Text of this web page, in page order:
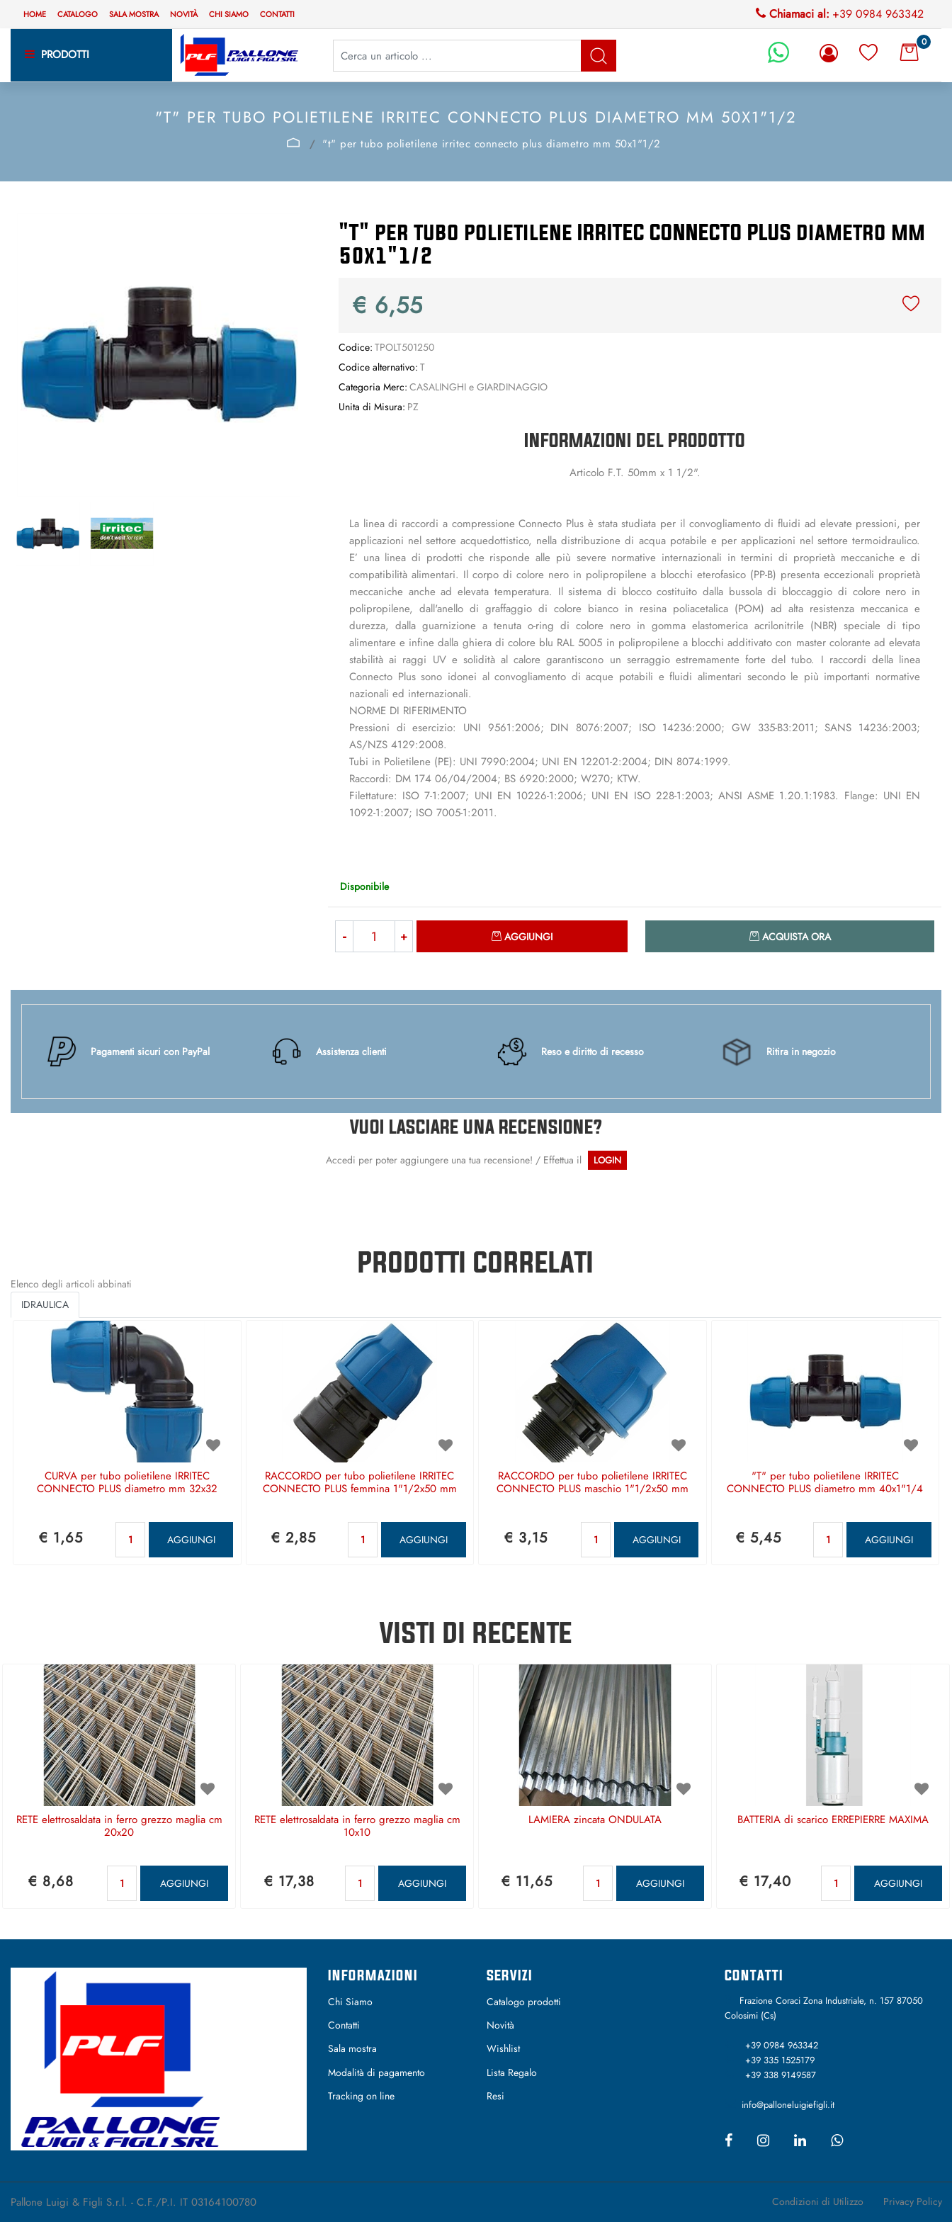
HOME CATALOGO SALA MOSTRA NOVITÀ CHI SIAMO CONTATTI Chiamaci al: +39 0984 963342
PRODOTTI
La modifica di un filtro aggiorna automaticamente gli altri filtri disponibili. 0
"T" PER TUBO POLIETILENE IRRITEC CONNECTO PLUS DIAMETRO MM 50X1"1/2
"t" per tubo polietilene irritec connecto plus diametro mm 50x1"1/2
"T" per tubo polietilene IRRITEC CONNECTO PLUS diametro mm
50x1"1/2
€ 6,55
Codice: TPOLT501250
Codice alternativo: T
Categoria Merc: CASALINGHI e GIARDINAGGIO
Unita di Misura: PZ
INFORMAZIONI DEL PRODOTTO
Articolo F.T. 50mm x 1 1/2".
La linea di raccordi a compressione Connecto Plus è stata studiata per il convogliamento di fluidi ad elevate pressioni, per
applicazioni nel settore acquedottistico, nella distribuzione di acqua potabile e per applicazioni nel settore termoidraulico.
E’ una linea di prodotti che risponde alle più severe normative internazionali in termini di proprietà meccaniche e di
compatibilità alimentari. Il corpo di colore nero in polipropilene a blocchi eterofasico (PP-B) presenta eccezionali proprietà
meccaniche anche ad elevata temperatura. Il sistema di blocco costituito dalla bussola di bloccaggio di colore nero in
polipropilene, dall'anello di graffaggio di colore bianco in resina poliacetalica (POM) ad alta resistenza meccanica e
durezza, dalla guarnizione a tenuta o-ring di colore nero in gomma elastomerica acrilonitrile (NBR) speciale di tipo
alimentare e infine dalla ghiera di colore blu RAL 5005 in polipropilene a blocchi additivato con master colorante ad elevata
stabilità ai raggi UV e solidità al calore garantiscono un serraggio estremamente forte del tubo. I raccordi della linea
Connecto Plus sono idonei al convogliamento di acque potabili e fluidi alimentari secondo le più importanti normative
nazionali ed internazionali.
NORME DI RIFERIMENTO
Pressioni di esercizio: UNI 9561:2006; DIN 8076:2007; ISO 14236:2000; GW 335-B3:2011; SANS 14236:2003;
AS/NZS 4129:2008.
Tubi in Polietilene (PE): UNI 7990:2004; UNI EN 12201-2:2004; DIN 8074:1999.
Raccordi: DM 174 06/04/2004; BS 6920:2000; W270; KTW.
Filettature: ISO 7-1:2007; UNI EN 10226-1:2006; UNI EN ISO 228-1:2003; ANSI ASME 1.20.1:1983. Flange: UNI EN
1092-1:2007; ISO 7005-1:2011.
Disponibile
AGGIUNGI ACQUISTA ORA
Pagamenti sicuri con PayPal Assistenza clienti Reso e diritto di recesso Ritira in negozio
VUOI LASCIARE UNA RECENSIONE?
Accedi per poter aggiungere una tua recensione! / Effettua il LOGIN
PRODOTTI CORRELATI
Elenco degli articoli abbinati
IDRAULICA
CURVA per tubo polietilene IRRITEC
CONNECTO PLUS diametro mm 32x32
€ 1,65 AGGIUNGI
RACCORDO per tubo polietilene IRRITEC
CONNECTO PLUS femmina 1"1/2x50 mm
€ 2,85 AGGIUNGI
RACCORDO per tubo polietilene IRRITEC
CONNECTO PLUS maschio 1"1/2x50 mm
€ 3,15 AGGIUNGI
"T" per tubo polietilene IRRITEC
CONNECTO PLUS diametro mm 40x1"1/4
€ 5,45 AGGIUNGI
VISTI DI RECENTE
RETE elettrosaldata in ferro grezzo maglia cm
20x20
€ 8,68 AGGIUNGI
RETE elettrosaldata in ferro grezzo maglia cm
10x10
€ 17,38 AGGIUNGI
LAMIERA zincata ONDULATA
€ 11,65 AGGIUNGI
BATTERIA di scarico ERREPIERRE MAXIMA
€ 17,40 AGGIUNGI
INFORMAZIONI
Chi Siamo
Contatti
Sala mostra
Modalità di pagamento
Tracking on line
SERVIZI
Catalogo prodotti
Novità
Wishlist
Lista Regalo
Resi
CONTATTI
Frazione Coraci Zona Industriale, n. 157 87050
Colosimi (Cs)
+39 0984 963342
+39 335 1525179
+39 338 9149587
info@palloneluigiefigli.it
Pallone Luigi & Figli S.r.l. - C.F./P.I. IT 03164100780 Condizioni di Utilizzo Privacy Policy